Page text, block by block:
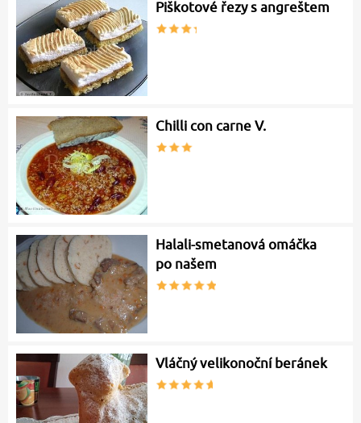
Piškotové řezy s angreštem
Chilli con carne V.
Halali-smetanová omáčka
po našem
Vláčný velikonoční beránek